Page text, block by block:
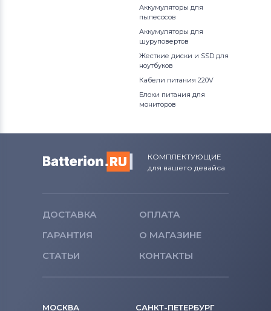
Аккумуляторы для
пылесосов
Аккумуляторы для
шуруповертов
Жесткие диски и SSD для
ноутбуков
Кабели питания 220V
Блоки питания для
мониторов
КОМПЛЕКТУЮЩИЕ
для вашего девайса
ДОСТАВКА
ОПЛАТА
ГАРАНТИЯ
О МАГАЗИНЕ
СТАТЬИ
КОНТАКТЫ
МОСКВА САНКТ-ПЕТЕРБУРГ